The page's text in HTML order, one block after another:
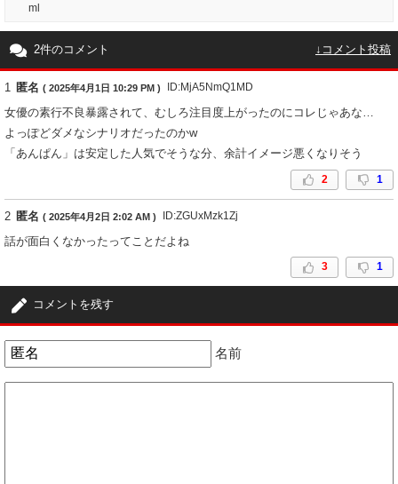
ml
2件のコメント ↓コメント投稿
1 匿名 ( 2025年4月1日 10:29 PM ) ID:MjA5NmQ1MD
女優の素行不良暴露されて、むしろ注目度上がったのにコレじゃあな…
よっぽどダメなシナリオだったのかw
「あんぱん」は安定した人気でそうな分、余計イメージ悪くなりそう
2 1
2 匿名 ( 2025年4月2日 2:02 AM ) ID:ZGUxMzk1Zj
話が面白くなかったってことだよね
3 1
コメントを残す
名前